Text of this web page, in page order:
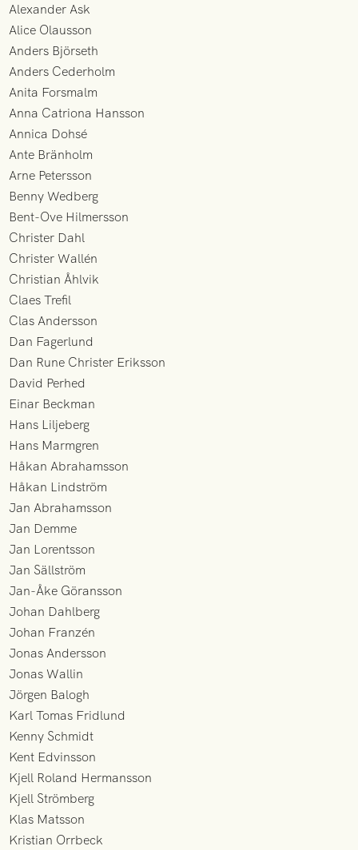
Alexander Ask
Alice Olausson
Anders Björseth
Anders Cederholm
Anita Forsmalm
Anna Catriona Hansson
Annica Dohsé
Ante Bränholm
Arne Petersson
Benny Wedberg
Bent-Ove Hilmersson
Christer Dahl
Christer Wallén
Christian Åhlvik
Claes Trefil
Clas Andersson
Dan Fagerlund
Dan Rune Christer Eriksson
David Perhed
Einar Beckman
Hans Liljeberg
Hans Marmgren
Håkan Abrahamsson
Håkan Lindström
Jan Abrahamsson
Jan Demme
Jan Lorentsson
Jan Sällström
Jan-Åke Göransson
Johan Dahlberg
Johan Franzén
Jonas Andersson
Jonas Wallin
Jörgen Balogh
Karl Tomas Fridlund
Kenny Schmidt
Kent Edvinsson
Kjell Roland Hermansson
Kjell Strömberg
Klas Matsson
Kristian Orrbeck